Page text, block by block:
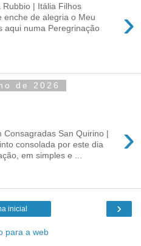
›
Rubbio | Itália Filhos
enche de alegria o Meu
aqui numa Peregrinação
de 2026
›
Consagradas San Quirino |
consolada por este dia
em simples e ...
›
inicial
para a web